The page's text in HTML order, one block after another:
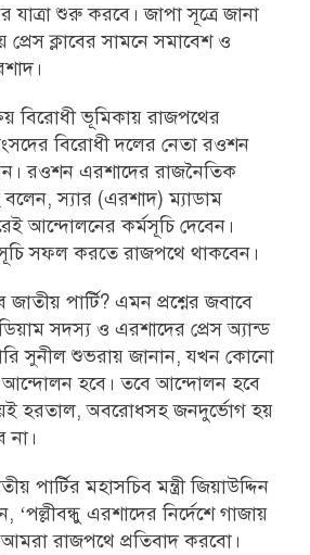
শুরু করবে। জাপা সূত্রে জানা
ক্লাবের সামনে সমাবেশ ও
বিরোধী ভূমিকায় রাজপথের
বিরোধী দলের নেতা রওশন
রওশন এরশাদের রাজনৈতিক
স্যার (এরশাদ) ম্যাডাম
আন্দোলনের কর্মসূচি দেবেন।
সফল করতে রাজপথে থাকবেন।
পার্টি? এমন প্রশ্নের জবাবে
সদস্য ও এরশাদের প্রেস অ্যান্ড
সুনীল শুভরায় জানান, যখন কোনো
হবে। তবে আন্দোলন হবে
হরতাল, অবরোধসহ জনদুর্ভোগ হয়
না।
পার্টির মহাসচিব মন্ত্রী জিয়াউদ্দিন
এরশাদের নির্দেশে গাজায়
আমরা রাজপথে প্রতিবাদ করবো।